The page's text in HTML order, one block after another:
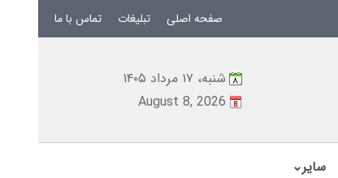
صفحه اصلی تبلیغات تماس با ما
شنبه، ۱۷ مرداد ۱۴۰۵
August 8, 2026
سایر⌄